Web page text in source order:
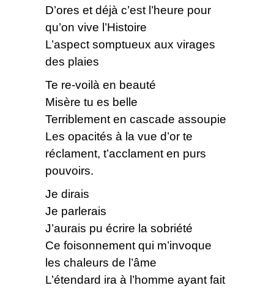
D’ores et déjà c’est l’heure pour
qu’on vive l’Histoire
L’aspect somptueux aux virages
des plaies
Te re-voilà en beauté
Misère tu es belle
Terriblement en cascade assoupie
Les opacités à la vue d’or te
réclament, t’acclament en purs
pouvoirs.
Je dirais
Je parlerais
J’aurais pu écrire la sobriété
Ce foisonnement qui m’invoque
les chaleurs de l’âme
L’étendard ira à l’homme ayant fait